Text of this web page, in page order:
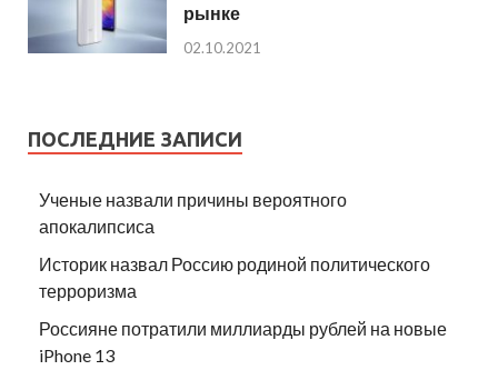
рынке
02.10.2021
ПОСЛЕДНИЕ ЗАПИСИ
Ученые назвали причины вероятного
апокалипсиса
Историк назвал Россию родиной политического
терроризма
Россияне потратили миллиарды рублей на новые
iPhone 13